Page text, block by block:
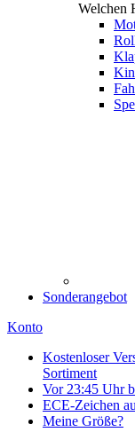
Welchen
Sonderangebot
Konto
Kostenloser
Sortiment
Vor 23:45 Uhr
ECE-Zeichen
Meine Größe?